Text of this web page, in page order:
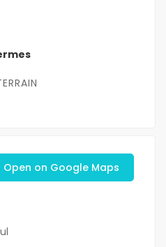
Open on Google Maps